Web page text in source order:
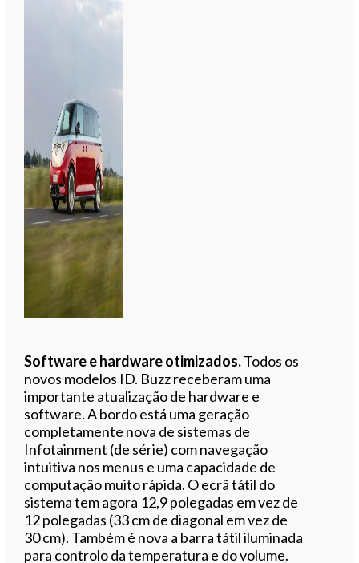
Software e hardware otimizados.Todos os
novos modelos ID. Buzz receberam uma
importante atualização de hardware e
software. A bordo está uma geração
completamente nova de sistemas de
Infotainment (de série) com navegação
intuitiva nos menus e uma capacidade de
computação muito rápida. O ecrã tátil do
sistema tem agora 12,9 polegadas em vez de
12 polegadas (33 cm de diagonal em vez de
30 cm). Também é nova a barra tátil iluminada
para controlo da temperatura e do volume.